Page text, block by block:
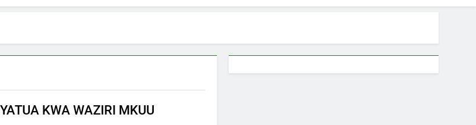
KWA WAZIRI MKUU